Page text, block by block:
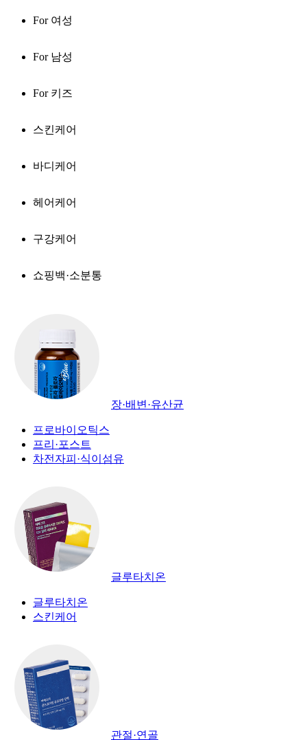
For 여성
For 남성
For 키즈
스킨케어
바디케어
헤어케어
구강케어
쇼핑백·소분통
장·배변·유산균
프로바이오틱스
프리·포스트
차전자피·식이섬유
글루타치온
글루타치온
스킨케어
관절·연골